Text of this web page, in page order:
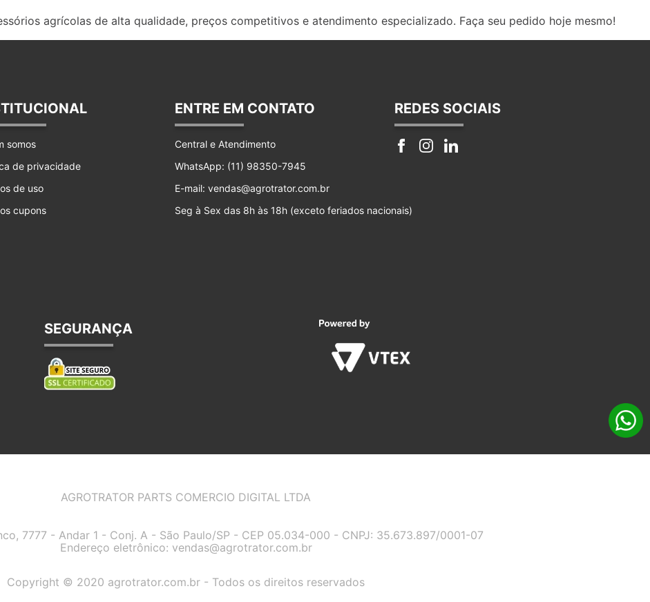
agrícolas de alta qualidade, preços competitivos e atendimento especializado. Faça seu pedido hoje mesmo!
somos
de privacidade
de uso
cupons
ENTRE EM CONTATO
Central e Atendimento
WhatsApp: (11) 98350-7945
E-mail: vendas@agrotrator.com.br
Seg à Sex das 8h às 18h (exceto feriados nacionais)
REDES SOCIAIS
SEGURANÇA
AGROTRATOR PARTS COMERCIO DIGITAL LTDA
7777 - Andar 1 - Conj. A - São Paulo/SP - CEP 05.034-000 - CNPJ: 35.673.897/0001-07
Endereço eletrônico: vendas@agrotrator.com.br
Copyright © 2020 agrotrator.com.br - Todos os direitos reservados